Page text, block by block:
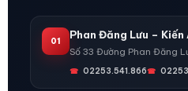
01
Phan Đăng Lưu – Kiến
Số 33 Đường Phan Đăng
02253.541.866